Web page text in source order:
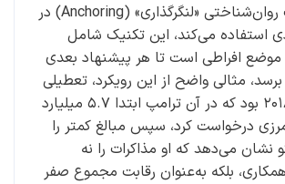
ترامپ از تکنیک روان‌شناختی «لنگرگذاری» (Anchoring) در
استفاده می‌کند، این تکنیک شامل
موضع افراطی است تا هر پیشنهاد بعدی
مثالی واضح از این رویکرد، تعطیلی
دولت در سال ۲۰۱۸ بود که در آن ترامپ ابتدا ۵.۷ میلیارد
مرزی درخواست کرد، سپس مبالغ کمتر را
نشان می‌دهد که او مذاکرات را نه
همکاری، بلکه به‌عنوان رقابت مجموع صفر